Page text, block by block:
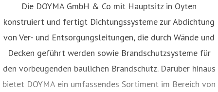
Die DOYMA GmbH & Co mit Hauptsitz in Oyten
konstruiert und fertigt Dichtungssysteme zur Abdichtung
von Ver- und Entsorgungsleitungen, die durch Wände und
Decken geführt werden sowie Brandschutzsysteme für
den vorbeugenden baulichen Brandschutz. Darüber hinaus
bietet DOYMA ein umfassendes Sortiment im Bereich von